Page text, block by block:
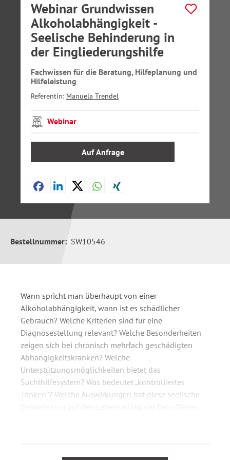
Webinar Grundwissen
Alkoholabhängigkeit -
Seelische Behinderung in
der Eingliederungshilfe
Fachwissen für die Beratung, Hilfeplanung und
Hilfeleistung
Referentin: Manuela Trendel
Webinar
Auf Anfrage
Bestellnummer: SW10546
Wann spricht man überhaupt von einer
Alkoholabhängigkeit, wann ist es schädlicher
Gebrauch? Welche Kriterien sind für eine
Diagnosestellung relevant? Welche Besonderheiten
zeigen sich bei chronisch mehrfach geschädigten
Abhängigkeitskranken? Welche
Unterstützungsmöglichkeiten bietet das
Suchthilfesystem? Was bedeutet „kontrolliertes
Trinken“? Welche Auswirkungen hat diese seelische